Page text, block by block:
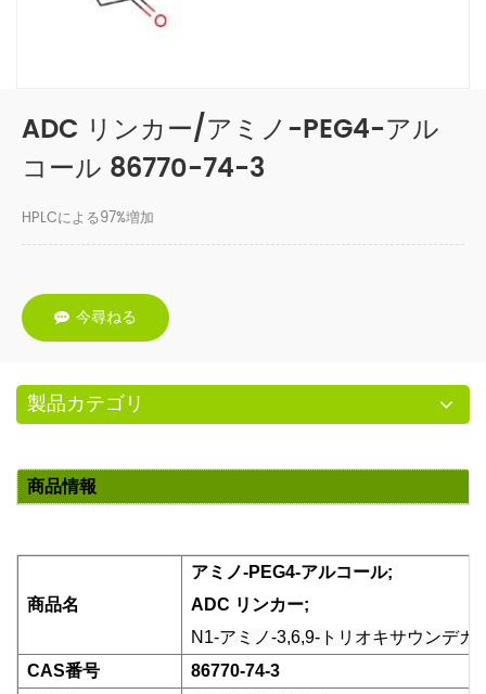
ADC リンカー/アミノ-PEG4-アル
コール 86770-74-3
HPLCによる97%増加
今尋ねる
製品カテゴリ
商品情報
商品名
アミノ-PEG4-アルコール;
ADC リンカー;
N1-アミノ-3,6,9-トリオキサウンデカ
CAS番号
86770-74-3